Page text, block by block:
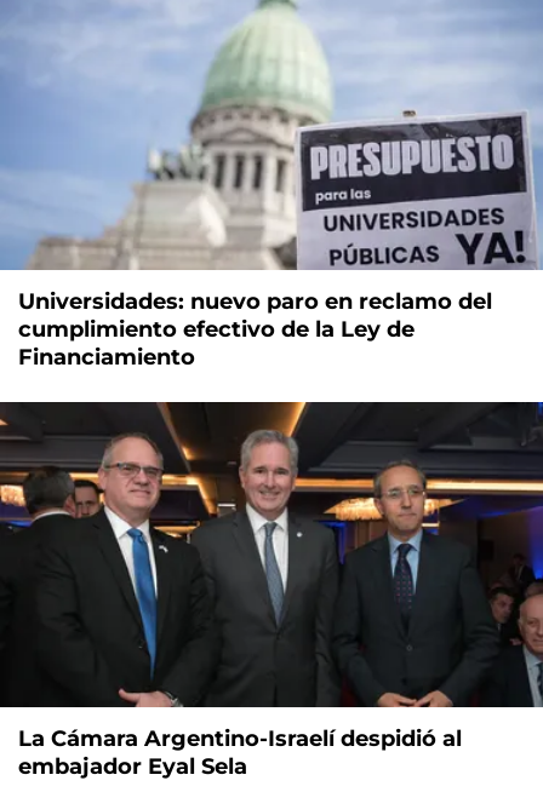
Universidades: nuevo paro en reclamo del
cumplimiento efectivo de la Ley de
Financiamiento
La Cámara Argentino-Israelí despidió al
embajador Eyal Sela